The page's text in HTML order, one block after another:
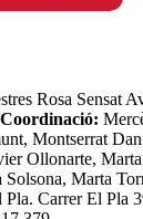
Rosa Sensat
Coordinació:
Montserrat
Ollonarte,
Solsona, Marta
Carrer El Pla